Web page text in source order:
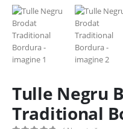
Tulle Negru
Traditional